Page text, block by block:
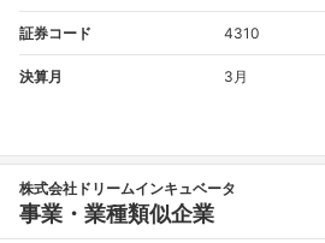
証券コード 4310
決算月 3月
株式会社ドリームインキュベータ
事業・業種類似企業